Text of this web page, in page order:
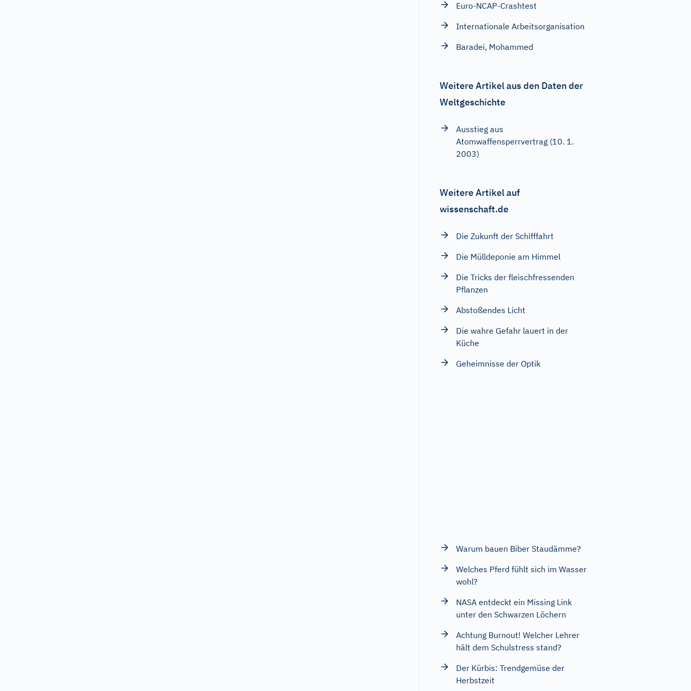
Euro-NCAP-Crashtest
Internationale Arbeitsorganisation
Baradei, Mohammed
Weitere Artikel aus den Daten der
Weltgeschichte
Ausstieg aus
Atomwaffensperrvertrag (10. 1.
2003)
Weitere Artikel auf
wissenschaft.de
Die Zukunft der Schifffahrt
Die Mülldeponie am Himmel
Die Tricks der fleischfressenden
Pflanzen
Abstoßendes Licht
Die wahre Gefahr lauert in der
Küche
Geheimnisse der Optik
Warum bauen Biber Staudämme?
Welches Pferd fühlt sich im Wasser
wohl?
NASA entdeckt ein Missing Link
unter den Schwarzen Löchern
Achtung Burnout! Welcher Lehrer
hält dem Schulstress stand?
Der Kürbis: Trendgemüse der
Herbstzeit